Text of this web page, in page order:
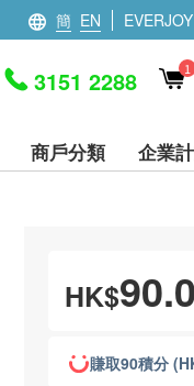
簡 EN
3151 2288 1
商戶分類 企業
HK$90.0
賺取90積分